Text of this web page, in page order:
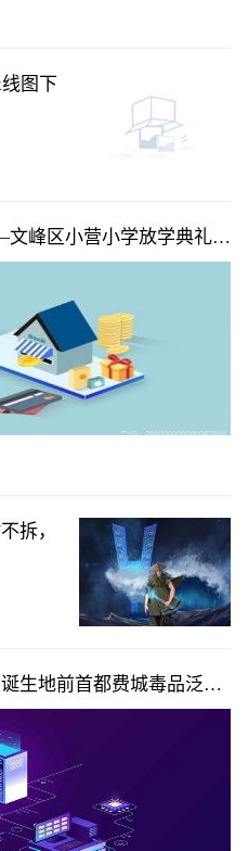
图下
峰区小营小学放学典礼暨
拆，
生地前首都费城毒品泛
对脖子注射毒品，场景如